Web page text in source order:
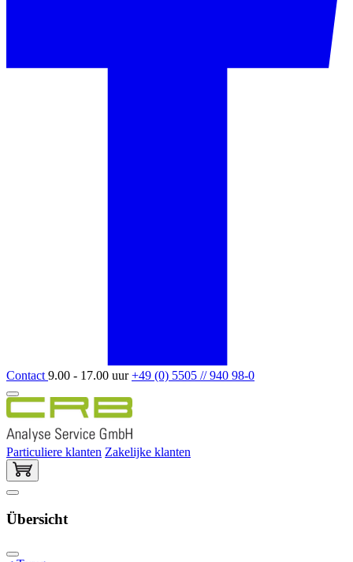
Contact 9.00 - 17.00 uur+49 (0) 5505 // 940 98-0
Particuliere klanten Zakelijke klanten
Übersicht